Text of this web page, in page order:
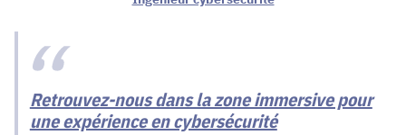
Retrouvez-nous dans la zone immersive pour
une expérience en cybersécurité